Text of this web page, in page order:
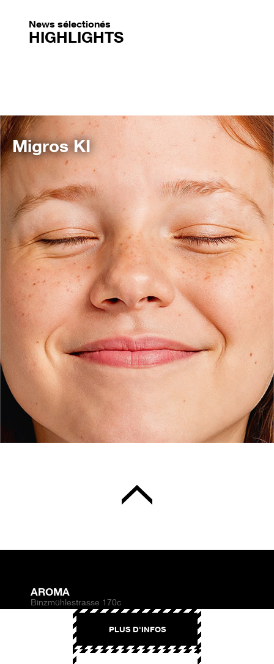
PLUS D'INFOS
News sélectionés
HIGHLIGHTS
Migros KI
AROMA
Binzmühlestrasse 170c
CH-8050 Zürich
CONTACT
hello@aroma.ch